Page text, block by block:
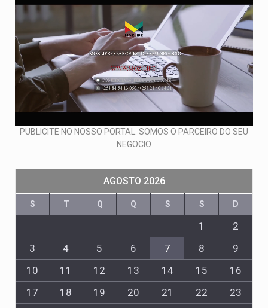
PUBLICITE NO NOSSO PORTAL: SOMOS O PARCEIRO DO SEU
NEGOCIO
AGOSTO 2026
S T Q Q S S D
1
2
3
4 5 6 7 8
9
10
11 12 13 14 15
16
17
18 19 20 21 22
23